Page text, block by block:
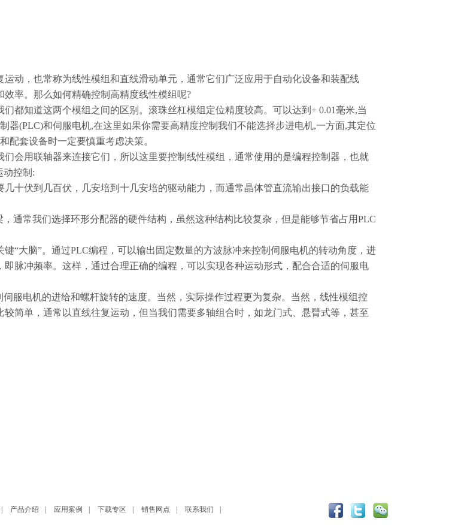
动，也常称为线性模组和直线滑动单元，通常它们广泛应用于自动化设备和装配线
率。那么如何精确控制高精度线性模组呢?
都知道这两个模组之间的区别。滚珠丝杠模组定位精度较高。可以达到+ 0.01毫米,当
器(PLC)和伺服电机,在这里如果你需要高精度控制我们不能选择步进电机,一方面,其定位
配套设备时一定要慎重考虑决策。
会用联轴器来连接它们，所以这里要控制线性模组，通常使用的是编程控制器，也就
动控制:
十伏到几百伏，几安培到十几安培的驱动能力，而通常晶体管直流输出接口的负载能
通常我们选择环形分配器的硬件结构，虽然这种结构比较复杂，但是能够节省占用PLC
“大脑”。通过PLC编程，可以输出固定数量的方波脉冲来控制伺服电机的转动角度，进
脉冲频率。这样，通过合理正确的编程，可以实现各种运动形式，配合合适的伺服电
服电机的进给和螺杆旋转的速度。当然，实际操作过程更为复杂。当然，线性模组控
简单，通常以直线往复运动，但当我们需要多轴组合时，如龙门式、悬臂式等，甚至
| 产品介绍 | 应用案例 | 下载专区 | 销售网点 | 联系我们 |